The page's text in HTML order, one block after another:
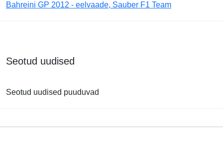
Bahreini GP 2012 - eelvaade, Sauber F1 Team
Seotud uudised
Seotud uudised puuduvad